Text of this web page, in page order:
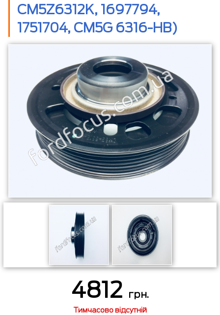
CM5Z6312K, 1697794,
1751704, CM5G 6316-HB)
4812 грн.
Тимчасово відсутній